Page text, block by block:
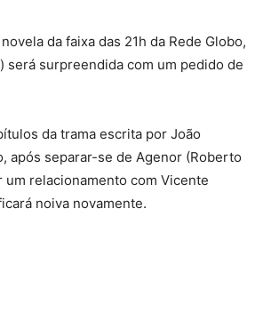
da faixa das 21h da Rede Globo,
será surpreendida com um pedido de
da trama escrita por João
após separar-se de Agenor (Roberto
um relacionamento com Vicente
noiva novamente.